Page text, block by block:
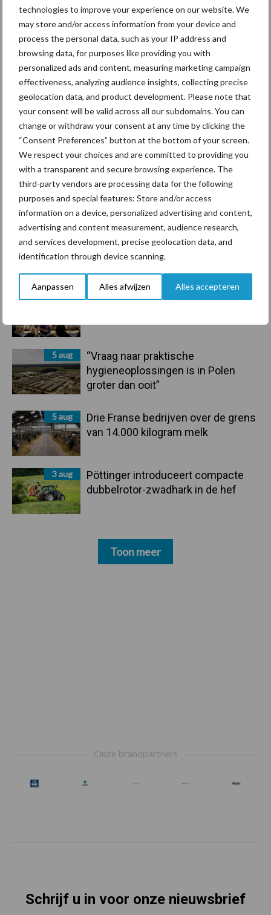
technologies to improve your experience on our website. We
may store and/or access information from your device and
process the personal data, such as your IP address and
browsing data, for purposes like providing you with
personalized ads and content, measuring marketing campaign
effectiveness, analyzing audience insights, collecting precise
geolocation data, and product development. Please note that
your consent will be valid across all our subdomains. You can
change or withdraw your consent at any time by clicking the
“Consent Preferences” button at the bottom of your screen.
We respect your choices and are committed to providing you
with a transparent and secure browsing experience. The
third-party vendors are processing data for the following
purposes and special features: Store and/or access
information on a device, personalized advertising and content,
advertising and content measurement, audience research,
and services development, precise geolocation data, and
identification through device scanning.
Aanpassen Alles afwijzen Alles accepteren
Primaire
Sidebar
Recent nieuws Partner nieuws
ForFarmers ziet volume en
marktaandeel groeien in krimpende
6 aug
Tien praktische tips voor een
5 aug
“Vraag naar praktische
hygieneoplossingen is in Polen
groter dan ooit”
5 aug
Drie Franse bedrijven over de grens
van 14.000 kilogram melk
3 aug
Pöttinger introduceert compacte
dubbelrotor-zwadhark in de hef
Toon meer
Mastitis Hittestress
Toon meer
Onze brandpartners
Schrijf u in voor onze nieuwsbrief